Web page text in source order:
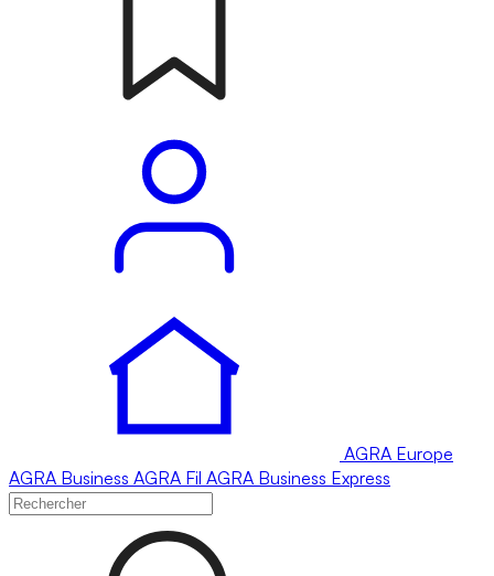
AGRA Europe
AGRA Business AGRA Fil AGRA Business Express